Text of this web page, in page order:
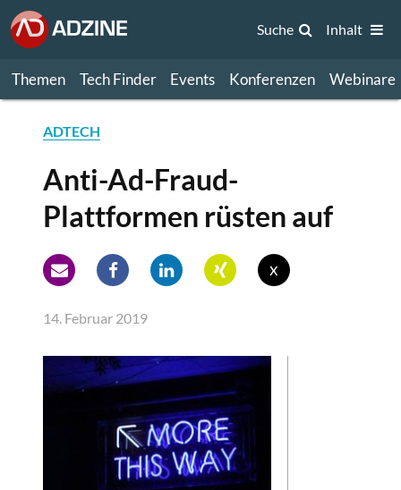
Themen Tech Finder Events Konferenzen Webinare
Suche Inhalt
ADTECH
Anti-Ad-Fraud-
Plattformen rüsten auf
x
14. Februar 2019